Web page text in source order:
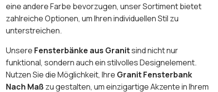
eine andere Farbe bevorzugen, unser Sortiment bietet
zahlreiche Optionen, um Ihren individuellen Stil zu
unterstreichen.
Unsere Fensterbänke aus Granitsind nicht nur
funktional, sondern auch ein stilvolles Designelement.
Nutzen Sie die Möglichkeit, Ihre Granit Fensterbank
Nach Maß zu gestalten, um einzigartige Akzente in Ihrem